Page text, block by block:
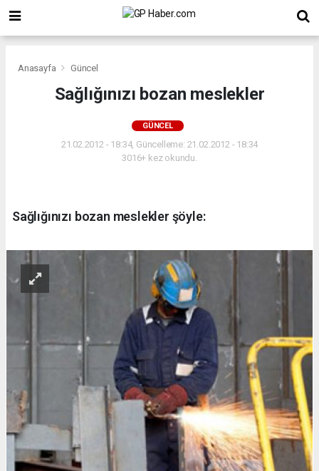
Anasayfa Güncel
Sağlığınızı bozan meslekler
GÜNCEL
21.02.2012 - 18:34, Güncelleme: 21.02.2012 - 18:34
3016+ kez okundu.
Sağlığınızı bozan meslekler şöyle: